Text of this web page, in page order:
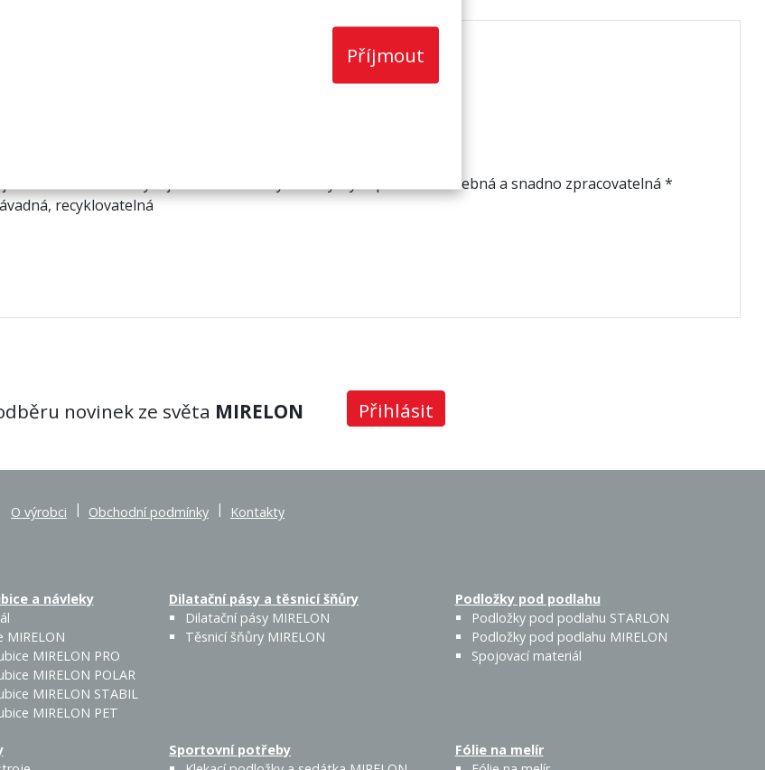
Příjmout
vod * termoakustická izolace sanitárních rozvodů
navlhání zdiva * zvyšuje komfort užitných i obytných prostor * ohebná a snadno zpracovatelná *
recyklovatelná
novinek ze světa MIRELON Přihlásit
O výrobci | Obchodní podmínky | Kontakty
a návleky
MIRELON
MIRELON PRO
MIRELON POLAR
MIRELON STABIL
MIRELON PET
Dilatační pásy a těsnicí šňůry
Dilatační pásy MIRELON
Těsnicí šňůry MIRELON
Podložky pod podlahu
Podložky pod podlahu STARLON
Podložky pod podlahu MIRELON
Spojovací materiál
Sportovní potřeby
Fólie na melír